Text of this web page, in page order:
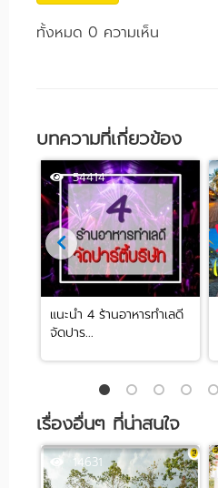
ทั้งหมด 0 ความเห็น
บทความที่เกี่ยวข้อง
54414
แนะนำ 4 ร้านอาหารทำเลดี
จัดปาร...
เรื่องอื่นๆ ที่น่าสนใจ
14631